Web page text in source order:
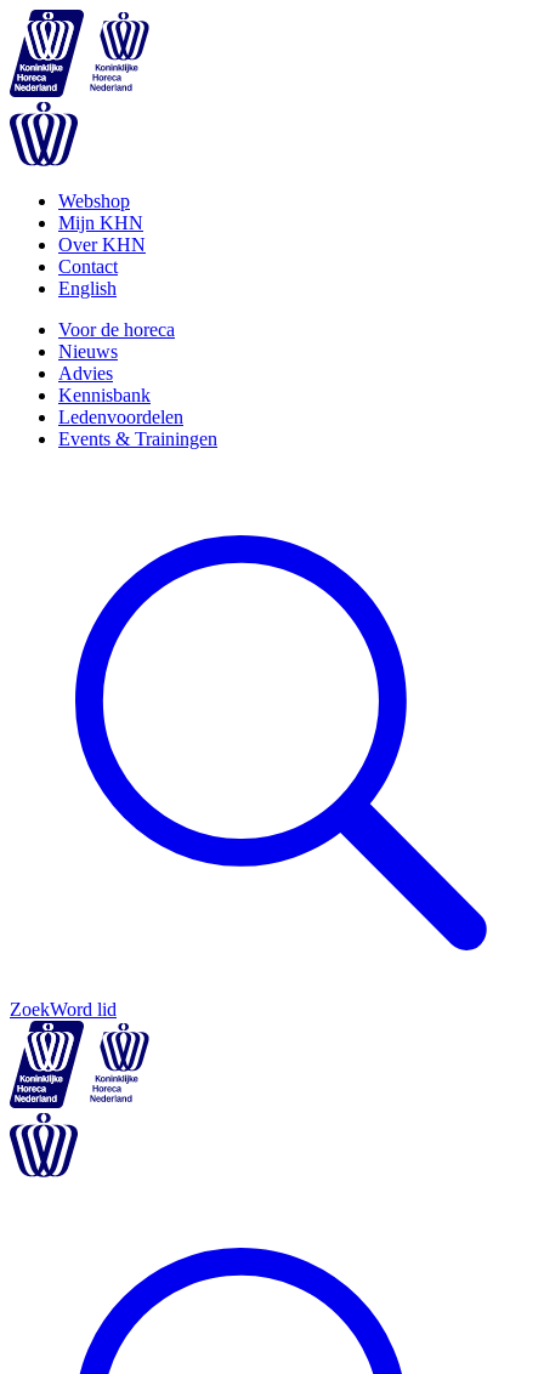
Webshop
Mijn KHN
Over KHN
Contact
English
Voor de horeca
Nieuws
Advies
Kennisbank
Ledenvoordelen
Events & Trainingen
ZoekWord lid